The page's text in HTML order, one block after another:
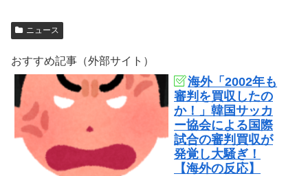
ニュース
おすすめ記事（外部サイト）
海外「2002年も
審判を買収したの
か！」韓国サッカ
ー協会による国際
試合の審判買収が
発覚し大騒ぎ！
【海外の反応】